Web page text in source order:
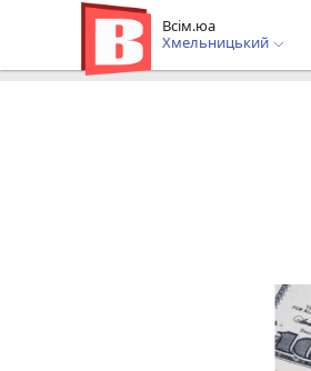
Всім.юа
Хмельницький